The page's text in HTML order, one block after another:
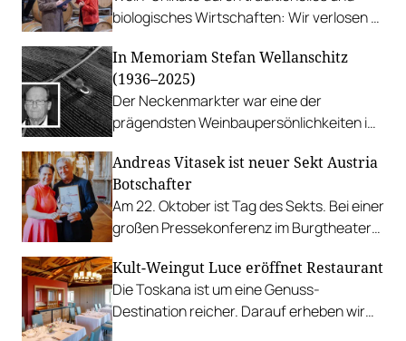
biologisches Wirtschaften: Wir verlosen 3
In Memoriam Stefan Wellanschitz
(1936–2025)
Der Neckenmarkter war eine der
prägendsten Weinbaupersönlichkeiten im
Andreas Vitasek ist neuer Sekt Austria
Botschafter
Am 22. Oktober ist Tag des Sekts. Bei einer
großen Pressekonferenz im Burgtheater
Kult-Weingut Luce eröffnet Restaurant
Die Toskana ist um eine Genuss-
Destination reicher. Darauf erheben wir